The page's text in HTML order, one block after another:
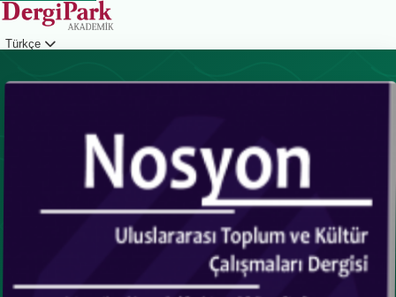
Türkçe